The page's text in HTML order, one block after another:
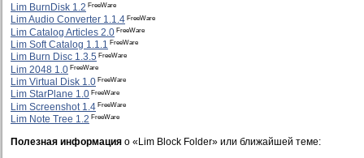
Lim BurnDisk 1.2 FreeWare
Lim Audio Converter 1.1.4 FreeWare
Lim Catalog Articles 2.0 FreeWare
Lim Soft Catalog 1.1.1 FreeWare
Lim Burn Disc 1.3.5 FreeWare
Lim 2048 1.0 FreeWare
Lim Virtual Disk 1.0 FreeWare
Lim StarPlane 1.0 FreeWare
Lim Screenshot 1.4 FreeWare
Lim Note Tree 1.2 FreeWare
Полезная информация о «Lim Block Folder» или ближайшей теме: